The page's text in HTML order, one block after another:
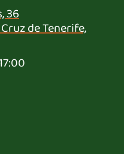
36
de Tenerife,